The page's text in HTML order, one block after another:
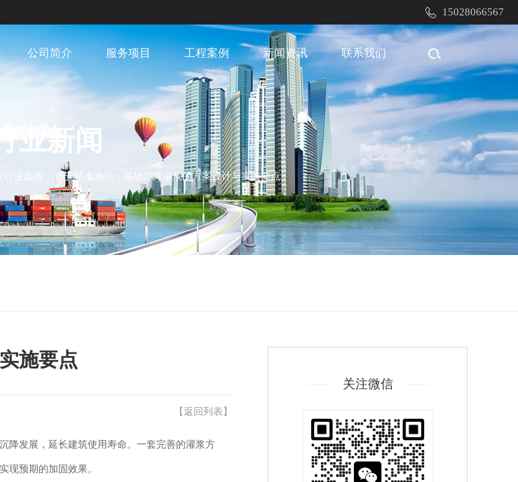
15028066567
公司简介 服务项目 工程案例 新闻资讯 联系我们
业新闻
行业新闻 > 吉安精准施治：基础沉降灌浆的方案设计与实施要点
施要点
【 返回列表 】
降发展，延长建筑使用寿命。一套完善的灌浆方
现预期的加固效果。
关注微信